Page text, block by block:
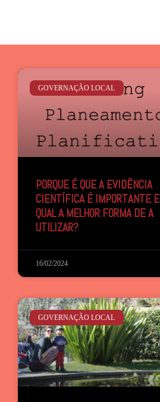
GOVERNAÇÃO LOCAL
PORQUE É QUE A EVIDÊNCIA
CIENTÍFICA É IMPORTANTE E
QUAL A MELHOR FORMA DE A
UTILIZAR?
16/02/2024
GOVERNAÇÃO LOCAL